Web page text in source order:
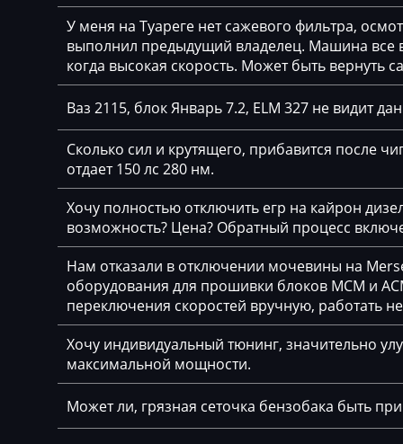
Bentley
BMW
BobCat
Bomag
Brilliance
Buhler
BYD
Cadillac
Camc
Case
Caterpillar
CFMoto
У меня на Туареге нет сажевого фильтра,
выполнил предыдущий владелец. Машина все
когда высокая скорость. Может быть вернуть
Ваз 2115, блок Январь 7.2, ELM 327 не видит
Сколько сил и крутящего, прибавится после
отдает 150 лс 280 нм.
Хочу полностью отключить егр на кайрон
возможность? Цена? Обратный процесс
Нам отказали в отключении мочевины на
оборудования для прошивки блоков MCM и
переключения скоростей вручную, работать
Хочу индивидуальный тюнинг, значительно
максимальной мощности.
Может ли, грязная сеточка бензобака быть